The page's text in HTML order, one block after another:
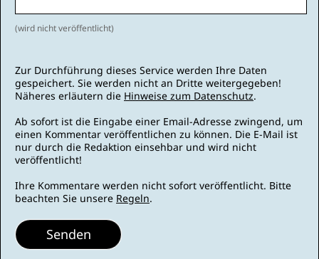
(wird nicht veröffentlicht)
Zur Durchführung dieses Service werden Ihre Daten
gespeichert. Sie werden nicht an Dritte weitergegeben!
Näheres erläutern die Hinweise zum Datenschutz.
Ab sofort ist die Eingabe einer Email-Adresse zwingend, um
einen Kommentar veröffentlichen zu können. Die E-Mail ist
nur durch die Redaktion einsehbar und wird nicht
veröffentlicht!
Ihre Kommentare werden nicht sofort veröffentlicht. Bitte
beachten Sie unsere Regeln.
Senden